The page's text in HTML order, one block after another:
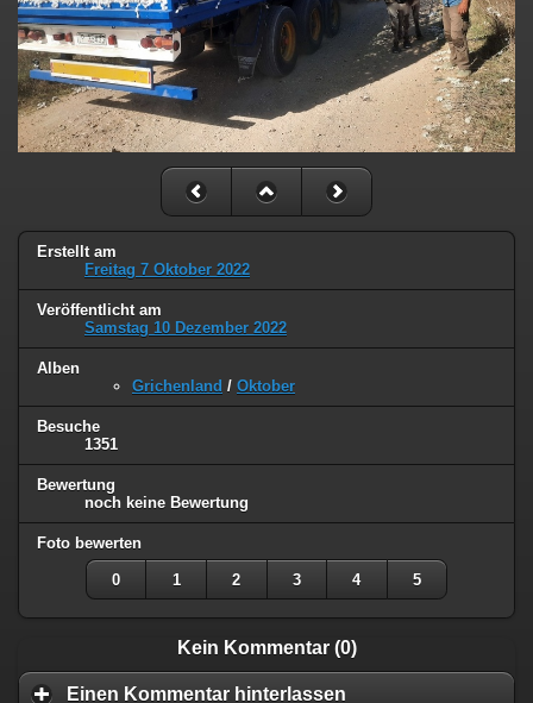
Erstellt am
Freitag 7 Oktober 2022
Veröffentlicht am
Samstag 10 Dezember 2022
Alben
Grichenland / Oktober
Besuche
1351
Bewertung
noch keine Bewertung
Foto bewerten
0 1 2 3 4 5
Kein Kommentar (0)
Einen Kommentar hinterlassen